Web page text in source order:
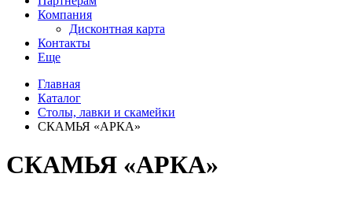
Компания
Дисконтная карта
Контакты
Еще
Главная
Каталог
Столы, лавки и скамейки
СКАМЬЯ «АРКА»
СКАМЬЯ «АРКА»